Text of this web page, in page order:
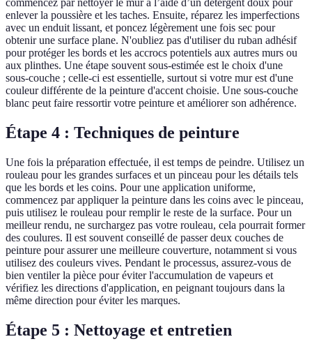
commencez par nettoyer le mur à l’aide d’un détergent doux pour
enlever la poussière et les taches. Ensuite, réparez les imperfections
avec un enduit lissant, et poncez légèrement une fois sec pour
obtenir une surface plane. N'oubliez pas d'utiliser du ruban adhésif
pour protéger les bords et les accrocs potentiels aux autres murs ou
aux plinthes. Une étape souvent sous-estimée est le choix d'une
sous-couche ; celle-ci est essentielle, surtout si votre mur est d'une
couleur différente de la peinture d'accent choisie. Une sous-couche
blanc peut faire ressortir votre peinture et améliorer son adhérence.
Étape 4 : Techniques de peinture
Une fois la préparation effectuée, il est temps de peindre. Utilisez un
rouleau pour les grandes surfaces et un pinceau pour les détails tels
que les bords et les coins. Pour une application uniforme,
commencez par appliquer la peinture dans les coins avec le pinceau,
puis utilisez le rouleau pour remplir le reste de la surface. Pour un
meilleur rendu, ne surchargez pas votre rouleau, cela pourrait former
des coulures. Il est souvent conseillé de passer deux couches de
peinture pour assurer une meilleure couverture, notamment si vous
utilisez des couleurs vives. Pendant le processus, assurez-vous de
bien ventiler la pièce pour éviter l'accumulation de vapeurs et
vérifiez les directions d'application, en peignant toujours dans la
même direction pour éviter les marques.
Étape 5 : Nettoyage et entretien